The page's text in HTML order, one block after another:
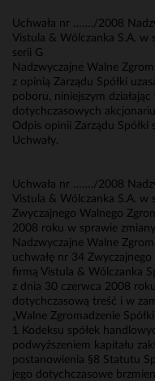
Uchwała nr ……./2008
Vistula & Wólczanka S.A. w
serii G
Nadzwyczajne Walne
z opinią Zarządu Spółki
poboru, niniejszym
dotychczasowych
Odpis opinii Zarządu Spółki
Uchwały.
Uchwała nr ……./2008
Vistula & Wólczanka S.A. w
Zwyczajnego Walnego
2008 roku w sprawie
Nadzwyczajne Walne
uchwałę nr 34
firmą Vistula & Wólczanka
z dnia 30 czerwca 2008
dotychczasową treść i w
„Walne Zgromadzenie
1 Kodeksu spółek
podwyższeniem kapitału
postanowienia §8 Statutu
jego dotychczasowe